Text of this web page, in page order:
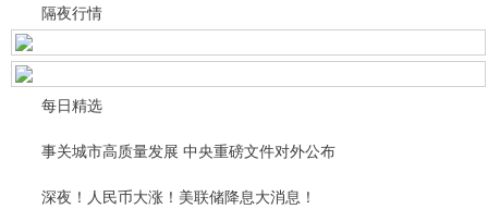
隔夜行情
每日精选
事关城市高质量发展 中央重磅文件对外公布
深夜！人民币大涨！美联储降息大消息！